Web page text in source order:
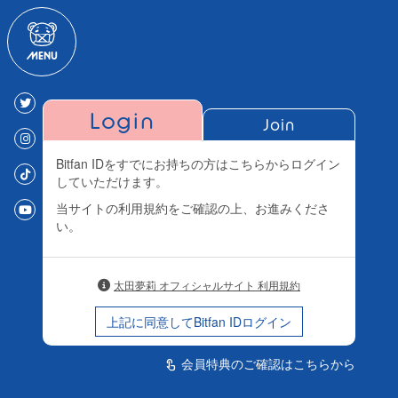
Login Join
Bitfan IDをすでにお持ちの方はこちらからログイン
していただけます。
当サイトの利用規約をご確認の上、お進みくださ
い。
太田夢莉 オフィシャルサイト 利用規約
上記に同意してBitfan IDログイン
touch_app 会員特典のご確認はこちらから